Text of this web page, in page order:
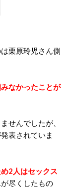
栗原玲児さん側
なかったことが
せんでしたが、
表されていま
2人はセックス
尽くしたもの